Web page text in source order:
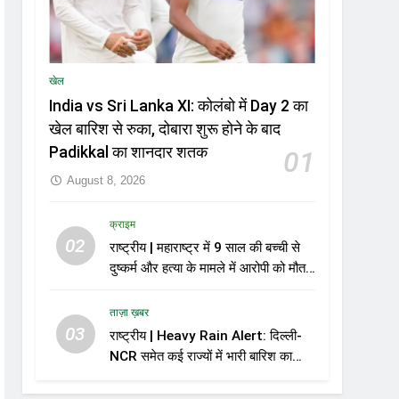
खेल
India vs Sri Lanka XI: कोलंबो में Day 2 का
खेल बारिश से रुका, दोबारा शुरू होने के बाद
Padikkal का शानदार शतक
01
August 8, 2026
02
क्राइम
राष्ट्रीय | महाराष्ट्र में 9 साल की बच्ची से
दुष्कर्म और हत्या के मामले में आरोपी को मौत
03
ताज़ा ख़बर
राष्ट्रीय | Heavy Rain Alert: दिल्ली-
NCR समेत कई राज्यों में भारी बारिश का